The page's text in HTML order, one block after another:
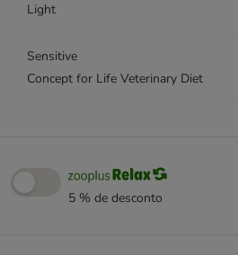
Light
Sensitive
Concept for Life Veterinary Diet
Comida húmida5 % de desconto